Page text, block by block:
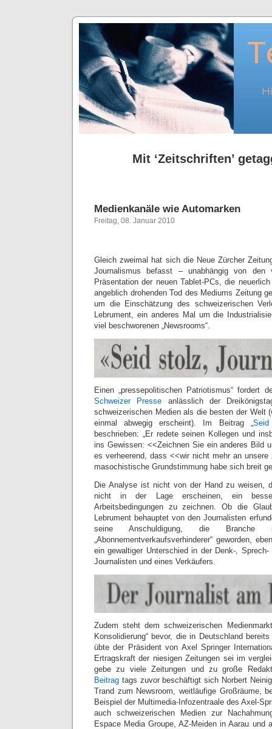
Mit ‘Zeitschriften’
Medienkanäle wie Automarken
Freitag, 08. Januar 2010
Gleich zweimal hat sich die Neue Zürcher
Journalismus befasst – unabhängig von den
Präsentation der neuen Tablet-PCs, die
angeblich drohenden Tod des Mediums Zeitung
um die Einschätzung des schweizerischen
Lebrument, ein anderes Mal um die
viel beschworenen „Newsrooms“.
Einen „pressepolitischen Patriotismus“ fordert
Schweizer Presse anlässlich der
schweizerischen Medien als die besten der Welt
einmal abwegig erscheint). Im Beitrag „
beschrieben: „Er redete seinen Kollegen und
ins Gewissen: <<Zeichnen Sie ein anderes Bild
es verheerend, dass <<wir nicht mehr an unsere
masochistische Grundstimmung habe sich breit
Die Analyse ist nicht von der Hand zu weisen,
nicht in der Lage erscheinen, ein
Arbeitsbedingungen zu zeichnen. Ob die
Lebrument behauptet von den Journalisten
seine Anschuldigung, die
„Abonnementverkaufsverhinderer“ geworden,
ein gewaltiger Unterschied in der Denk-,
Journalisten und eines Verkäufers.
Zudem steht dem schweizerischen
Konsolidierung“ bevor, die in Deutschland
übte der Präsident von Axel Springer
Ertragskraft der niesigen Zeitungen sei im
gebe zu viele Zeitungen und zu große
Beitrag tags zuvor beschäftigt sich Norbert
Trand zum Newsroom, weitläufige Großräume,
Beispiel der Multimedia-Infozentraale des Axel-
auch schweizerischen Medien zur
Espace Media Groupe, AZ-Meiden in Aarau und